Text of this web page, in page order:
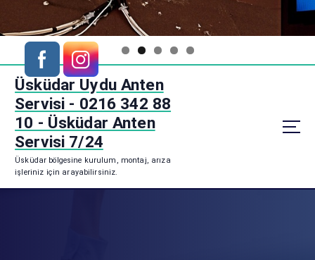
Üsküdar Uydu Anten
Servisi - 0216 342 88
10 - Üsküdar Anten
Servisi 7/24
Üsküdar bölgesine kurulum, montaj, arıza
işleriniz için arayabilirsiniz.